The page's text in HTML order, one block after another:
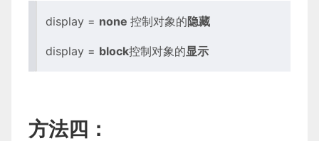
display = none 控制对象的隐藏
display = block控制对象的显示
方法四：